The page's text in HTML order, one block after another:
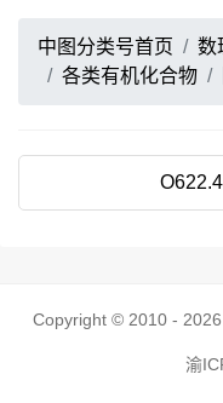
中图分类号首页 数
各类有机化合物
O622.4
Copyright © 2010 - 2026
渝